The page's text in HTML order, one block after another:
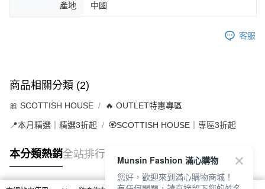
產地 中國
客服
商品相關分類 (2)
🎀 SCOTTISH HOUSE 🔥 OUTLET特惠專區
📍本月精選｜精選3折起 🏵️SCOTTISH HOUSE｜專區3折起
本分類熱銷全站排行
Munsin Fashion 滿心購物
您好，歡迎來到滿心購物商城！